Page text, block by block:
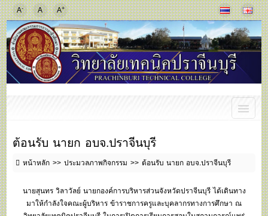
A- A A+
ต้อนรับ นายก อบจ.ปราจีนบุรี
หน้าหลัก ประมวลภาพกิจกรรม ต้อนรับ นายก อบจ.ปราจีนบุรี
นายสุนทร วิลาวัลย์ นายกองค์การบริหารส่วนจังหวัดปราจีนบุรี ได้เดินทาง
มาให้กำลังใจคณะผู้บริหาร ข้าราชการครูและบุคลากรทางการศึกษา ณ